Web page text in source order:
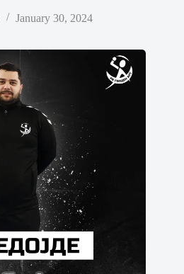
January 30, 2024